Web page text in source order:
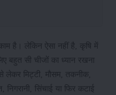
है। लेकिन ऐसा नहीं है, कृषि में
बहुत सी चीजों का ध्यान रखना
लेकर मिट्टी, मौसम, तकनीक,
सिंचाई या फिर कटाई